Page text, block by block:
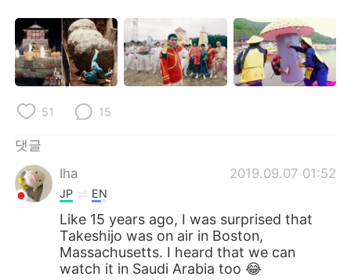
Deutsch 日本語
Türkçe
51 15
댓글
Iha
2019.09.07 01:52
JP EN
Like 15 years ago, I was surprised that
Takeshijo was on air in Boston,
Massachusetts. I heard that we can
watch it in Saudi Arabia too 😂